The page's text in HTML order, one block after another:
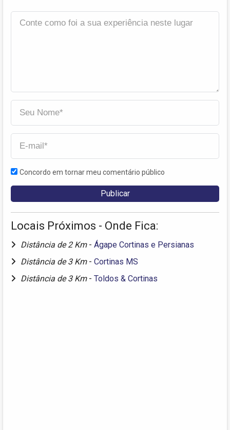
Concordo em tornar meu comentário público
Locais Próximos - Onde Fica:
Distância de 2 Km - Ágape Cortinas e Persianas
Distância de 3 Km - Cortinas MS
Distância de 3 Km - Toldos & Cortinas